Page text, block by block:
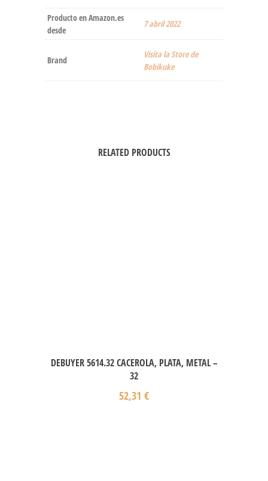
Producto en Amazon.es
desde
7 abril 2022
Brand
Visita la Store de
Bobikuke
RELATED PRODUCTS
DEBUYER 5614.32 CACEROLA, PLATA, METAL –
32
52,31 €